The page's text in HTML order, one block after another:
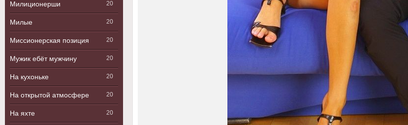
Милиционерши 20
Милые 20
Миссионерская позиция 20
Мужик ебёт мужчину 20
На кухоньке 20
На открытой атмосфере 20
На яхте 20